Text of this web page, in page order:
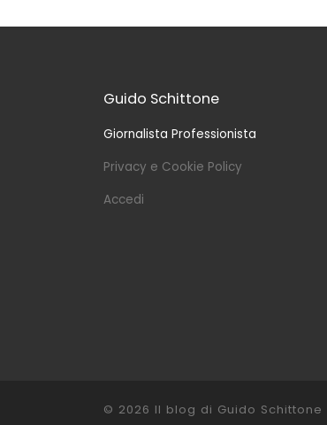
Guido Schittone
Giornalista Professionista
Privacy e Cookie Policy
Accedi
© 2026 Il blog di Guido Schittone